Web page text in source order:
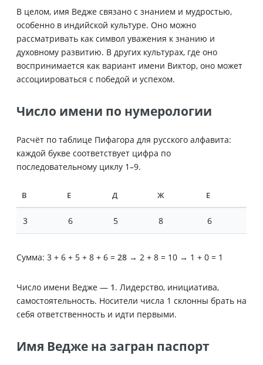
В целом, имя Ведже связано с знанием и мудростью,
особенно в индийской культуре. Оно можно
рассматривать как символ уважения к знанию и
духовному развитию. В других культурах, где оно
воспринимается как вариант имени Виктор, оно может
ассоциироваться с победой и успехом.
Число имени по нумерологии
Расчёт по таблице Пифагора для русского алфавита:
каждой букве соответствует цифра по
последовательному циклу 1–9.
В Е Д Ж Е
3 6 5 8 6
Сумма: 3 + 6 + 5 + 8 + 6 = 28 → 2 + 8 = 10 → 1 + 0 = 1
Число имени Ведже — 1. Лидерство, инициатива,
самостоятельность. Носители числа 1 склонны брать на
себя ответственность и идти первыми.
Имя Ведже на загран паспорт